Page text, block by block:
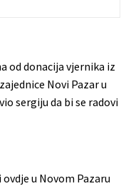
od donacija vjernika iz
Novi Pazar u
sergiju da bi se radovi
u Novom Pazaru